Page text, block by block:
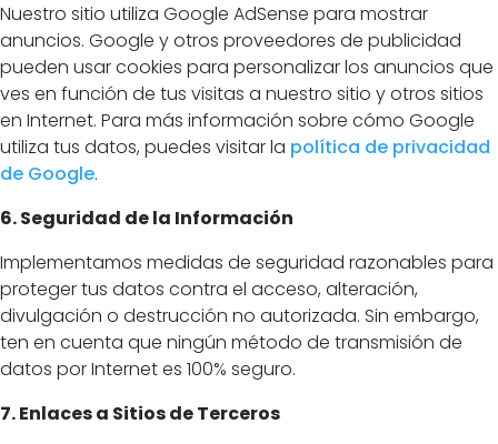
Nuestro sitio utiliza Google AdSense para mostrar
anuncios. Google y otros proveedores de publicidad
pueden usar cookies para personalizar los anuncios que
ves en función de tus visitas a nuestro sitio y otros sitios
en Internet. Para más información sobre cómo Google
utiliza tus datos, puedes visitar la política de privacidad
de Google.
6. Seguridad de la Información
Implementamos medidas de seguridad razonables para
proteger tus datos contra el acceso, alteración,
divulgación o destrucción no autorizada. Sin embargo,
ten en cuenta que ningún método de transmisión de
datos por Internet es 100% seguro.
7. Enlaces a Sitios de Terceros